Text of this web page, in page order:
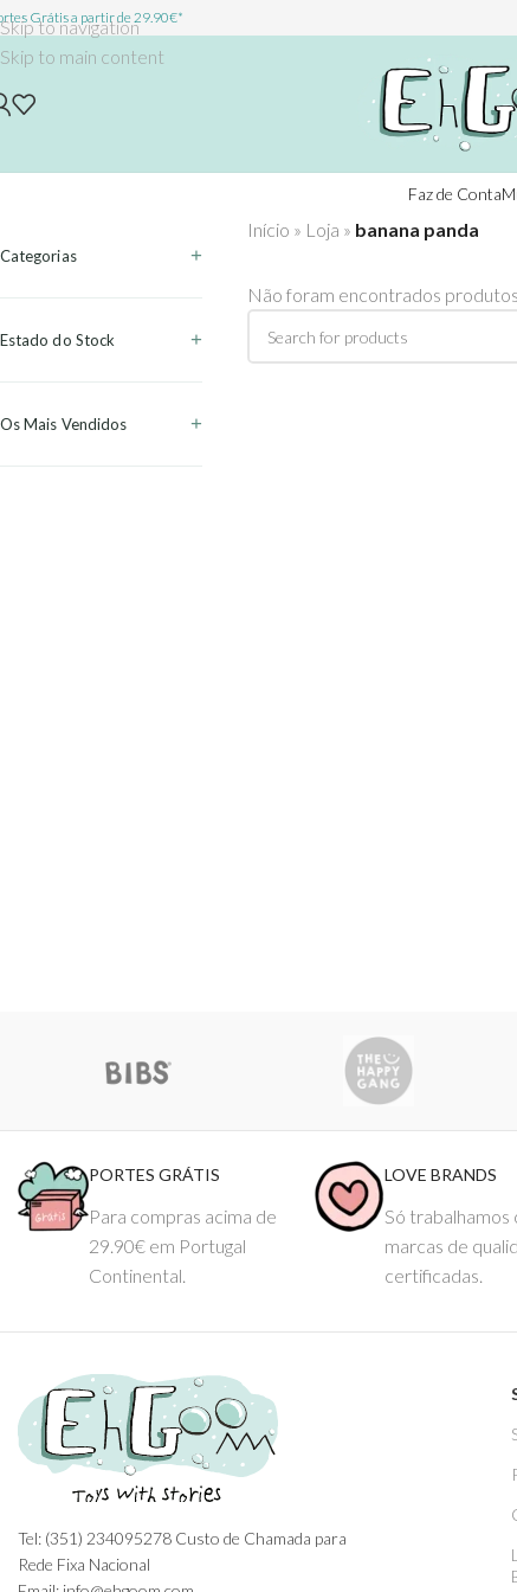
Skip to navigation
Skip to main content
Grátis a partir de 29.90€*
Faz de Conta
Categorias
Estado do Stock
Os Mais Vendidos
Início » Loja » banana panda
Não foram encontrados
PORTES GRÁTIS
Para compras acima de
29.90€ em Portugal
Continental.
LOVE BRANDS
Só trabalhamos
marcas de
certificadas.
Tel: (351) 234095278 Custo de Chamada para
Rede Fixa Nacional